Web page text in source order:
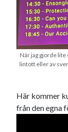
När jag gjorde
lintott eller av
Här kommer
från den egna